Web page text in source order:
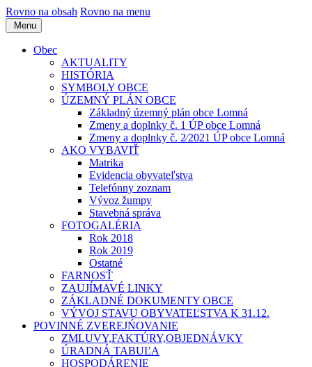
Rovno na obsah Rovno na menu
Menu
Obec
AKTUALITY
HISTÓRIA
SYMBOLY OBCE
ÚZEMNÝ PLÁN OBCE
Základný územný plán obce Lomná
Zmeny a doplnky č. 1 ÚP obce Lomná
Zmeny a doplnky č. 2⁄2021 ÚP obce Lomná
AKO VYBAVIŤ
Matrika
Evidencia obyvateľstva
Telefónny zoznam
Vývoz žumpy
Stavebná správa
FOTOGALÉRIA
Rok 2018
Rok 2019
Ostatné
FARNOSŤ
ZAUJÍMAVÉ LINKY
ZÁKLADNÉ DOKUMENTY OBCE
VÝVOJ STAVU OBYVATEĽSTVA K 31.12.
POVINNÉ ZVEREJŃOVANIE
ZMLUVY,FAKTÚRY,OBJEDNÁVKY
ÚRADNÁ TABUĽA
HOSPODÁRENIE